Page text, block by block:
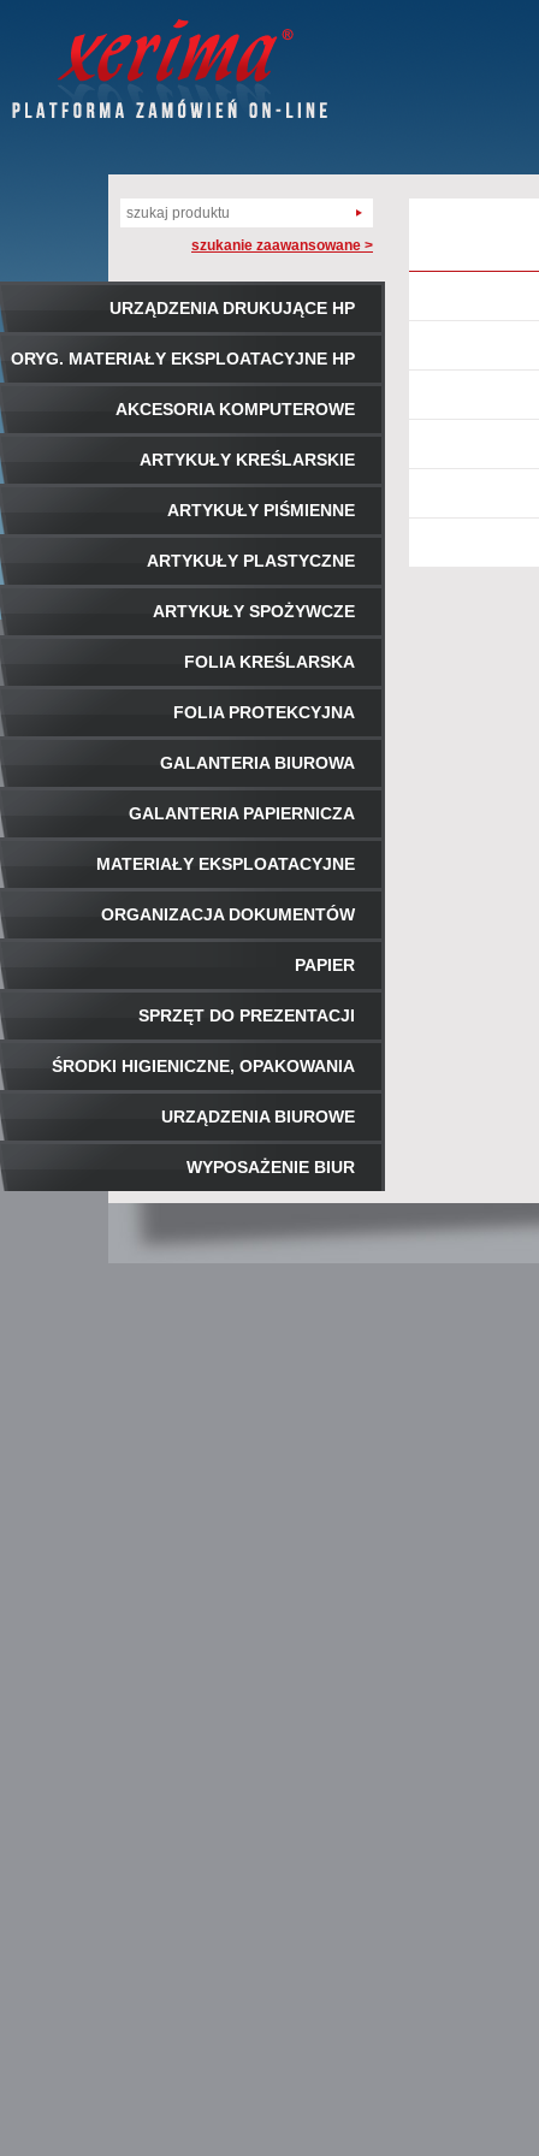
szukanie zaawansowane >
URZĄDZENIA DRUKUJĄCE HP
ORYG. MATERIAŁY EKSPLOATACYJNE HP
AKCESORIA KOMPUTEROWE
ARTYKUŁY KREŚLARSKIE
ARTYKUŁY PIŚMIENNE
ARTYKUŁY PLASTYCZNE
ARTYKUŁY SPOŻYWCZE
FOLIA KREŚLARSKA
FOLIA PROTEKCYJNA
GALANTERIA BIUROWA
GALANTERIA PAPIERNICZA
MATERIAŁY EKSPLOATACYJNE
ORGANIZACJA DOKUMENTÓW
PAPIER
SPRZĘT DO PREZENTACJI
ŚRODKI HIGIENICZNE, OPAKOWANIA
URZĄDZENIA BIUROWE
WYPOSAŻENIE BIUR